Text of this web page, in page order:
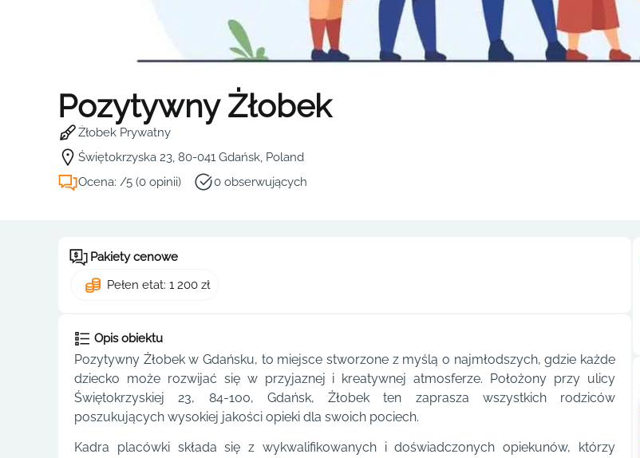
Pozytywny Żłobek
Żłobek Prywatny
Świętokrzyska 23, 80-041 Gdańsk, Poland
Ocena: /5 (0 opinii)
0 obserwujących
Pakiety cenowe
Pełen etat: 1 200 zł
Opis obiektu
Pozytywny Żłobek w Gdańsku, to miejsce stworzone z myślą o najmłodszych, gdzie każde
dziecko może rozwijać się w przyjaznej i kreatywnej atmosferze. Położony przy ulicy
Świętokrzyskiej 23, 84-100, Gdańsk, Żłobek ten zaprasza wszystkich rodziców
poszukujących wysokiej jakości opieki dla swoich pociech.
Kadra placówki składa się z wykwalifikowanych i doświadczonych opiekunów, którzy